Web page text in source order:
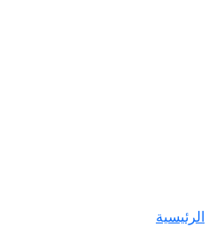
الرئيسية